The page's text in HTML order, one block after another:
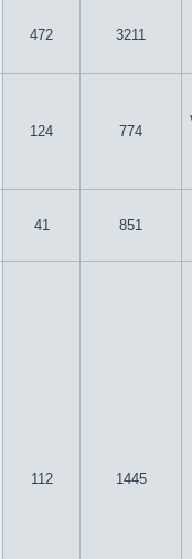
472 3211
124 774
41 851
112 1445